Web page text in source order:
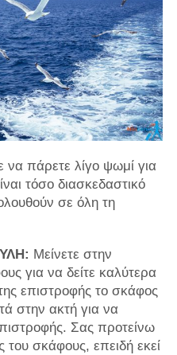
να πάρετε λίγο ψωμί για
τόσο διασκεδαστικό
σε όλη τη
Μείνετε στην
για να δείτε καλύτερα
επιστροφής το σκάφος
στην ακτή για να
Σας προτείνω
του σκάφους, επειδή εκεί